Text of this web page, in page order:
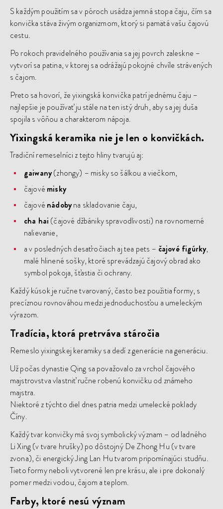
S každým použitím sa v póroch usádza jemná stopa čaju, čím sa
konvička stáva živým organizmom, ktorý si pamätá vašu čajovú
cestu.
Po rokoch pravidelného používania sa jej povrch zaleskne –
vytvorí sa patina, v ktorej sa odrážajú pokojné chvíle strávených
s čajom.
Preto sa hovorí, že yixingská konvička patrí jednému čaju –
najlepšie je používať ju stále na ten istý druh, aby sa jej duša
spojila s vôňou a charakterom nápoja.
Yixingská keramika nie je len o konvičkách.
Tradiční remeselníci z tejto hliny tvarujú aj:
gaiwany(zhongy) – misky so šálkou a viečkom,
čajové misky
čajové nádobyna skladovanie čaju,
cha hai (čajové džbániky spravodlivosti) na rovnomerné
nalievanie,
a v posledných desaťročiach aj tea pets – čajové figúrky,
malé hlinené sošky, ktoré sprevádzajú čajový obrad ako
symbol pokoja, šťastia či ochrany.
Každý kúsok je ručne tvarovaný, často bez použitia formy, s
precíznou rovnováhou medzi jednoduchosťou a umeleckým
výrazom.
Tradícia, ktorá pretrváva stáročia
Remeslo yixingskej keramiky sa dedí z generácie na generáciu.
Už počas dynastie Qing sa považovalo za vrchol čajového
majstrovstva vlastniť ručne robenú konvičku od známeho
majstra.
Niektoré z týchto diel dnes patria medzi umelecké poklady
Číny.
Každý tvar konvičky má svoj symbolický význam – od ladného
Li Xing (v tvare hrušky) po dôstojný De Zhong Hu (v tvare
zvona), či energický Jing Lan Hu tvarom pripomínajúci studňu.
Tieto formy neboli vytvorené len pre krásu, ale i pre dokonalý
pomer medzi vodou, čajom a teplom.
Farby, ktoré nesú význam